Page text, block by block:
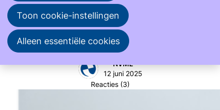
laboratoriumvak en jouw collega’s informeren over
scholing, cursussen en congressen? Word dan
ambassadeur van de NVML op jouw lab!
NVML
12 juni 2025
Reacties (3)
Toon cookie-instellingen
Alleen essentiële cookies